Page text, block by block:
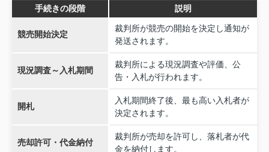
手続きの段階 説明
競売開始決定
裁判所が競売の開始を決定し通知が
発送されます。
現況調査～入札期間
裁判所による現況調査や評価、公
告・入札が行われます。
開札
入札期間終了後、最も高い入札者が
決定されます。
売却許可・代金納付
裁判所が売却を許可し、落札者が代
金を納付します。